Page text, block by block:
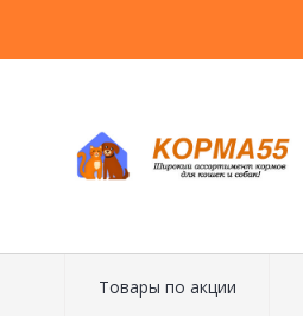
Товары по акции